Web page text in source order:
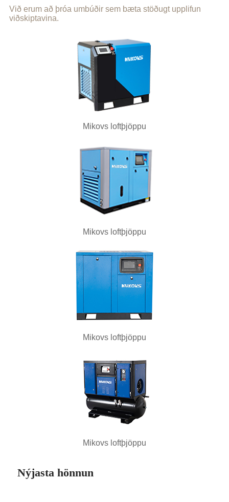
Við erum að þróa umbúðir sem bæta stöðugt upplifun
viðskiptavina.
Mikovs loftþjöppu
Mikovs loftþjöppu
Mikovs loftþjöppu
Mikovs loftþjöppu
Nýjasta hönnun